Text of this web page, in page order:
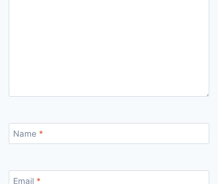
Name *
Email *